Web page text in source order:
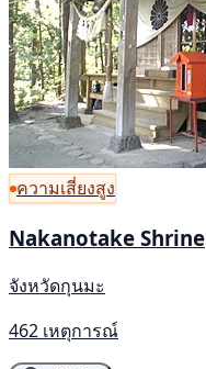
ความเสี่ยงสูง
Nakanotake Shrine
จังหวัดกุนมะ
462 เหตุการณ์